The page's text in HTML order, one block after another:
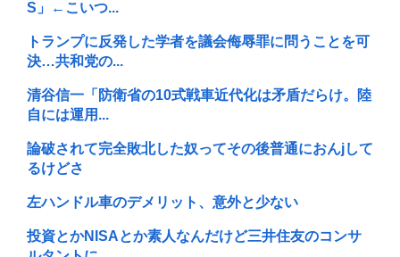
S」←こいつ...
トランプに反発した学者を議会侮辱罪に問うことを可
決…共和党の...
清谷信一「防衛省の10式戦車近代化は矛盾だらけ。陸
自には運用...
論破されて完全敗北した奴ってその後普通におんjして
るけどさ
左ハンドル車のデメリット、意外と少ない
投資とかNISAとか素人なんだけど三井住友のコンサ